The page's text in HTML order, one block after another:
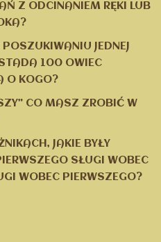
Z ODCINANIEM RĘKI LUB
JEDNEJ
100 OWIEC
O KOGO?
CO MASZ ZROBIĆ W
JAKIE BYŁY
SŁUGI WOBEC
WOBEC PIERWSZEGO?